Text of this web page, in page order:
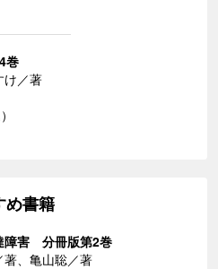
巻
け／著
め書籍
障害 分冊版第2巻
、亀山聡／著